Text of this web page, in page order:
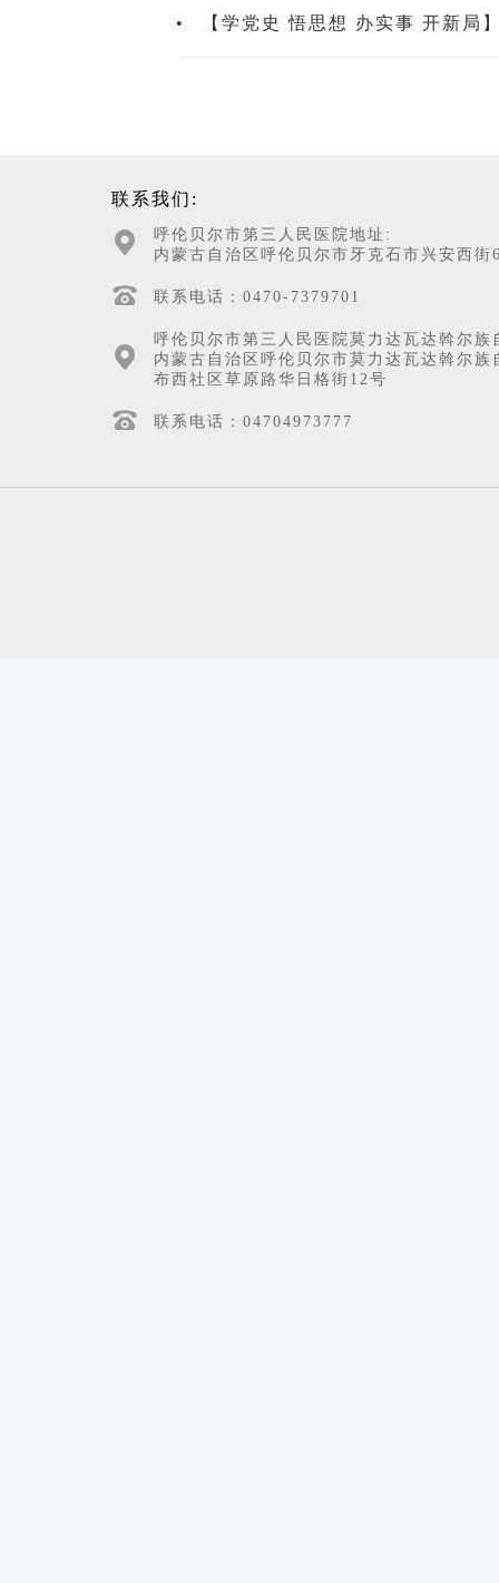
• 【学党史 悟思想 办实事 开新局
联系我们:
呼伦贝尔市第三人民医院地址:
内蒙古自治区呼伦贝尔市牙克石市兴安西街
联系电话：0470-7379701
呼伦贝尔市第三人民医院莫力达瓦达斡尔
内蒙古自治区呼伦贝尔市莫力达瓦达斡尔族
布西社区草原路华日格街12号
联系电话：04704973777